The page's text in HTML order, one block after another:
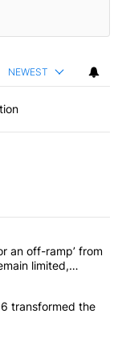
NEWEST
articles in the last
is ‘looking for an
an off-ramp’ from
limited,
Storm 2006
transformed the